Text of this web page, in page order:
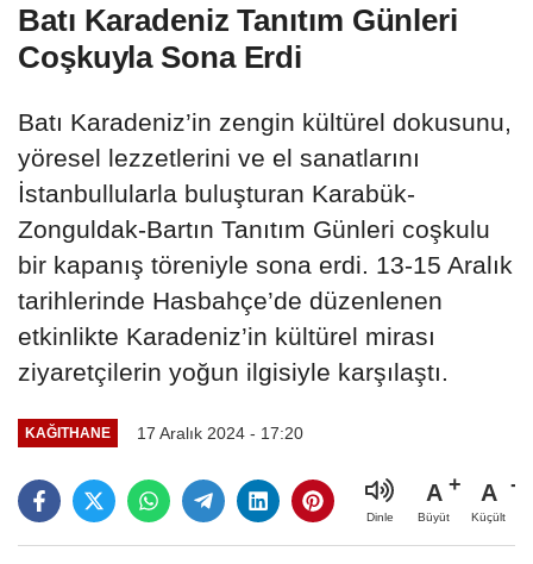
Batı Karadeniz Tanıtım Günleri
Coşkuyla Sona Erdi
Batı Karadeniz’in zengin kültürel dokusunu,
yöresel lezzetlerini ve el sanatlarını
İstanbullularla buluşturan Karabük-
Zonguldak-Bartın Tanıtım Günleri coşkulu
bir kapanış töreniyle sona erdi. 13-15 Aralık
tarihlerinde Hasbahçe’de düzenlenen
etkinlikte Karadeniz’in kültürel mirası
ziyaretçilerin yoğun ilgisiyle karşılaştı.
KAĞITHANE 17 Aralık 2024 - 17:20
Dinle
A
Büyüt
A
Küçült